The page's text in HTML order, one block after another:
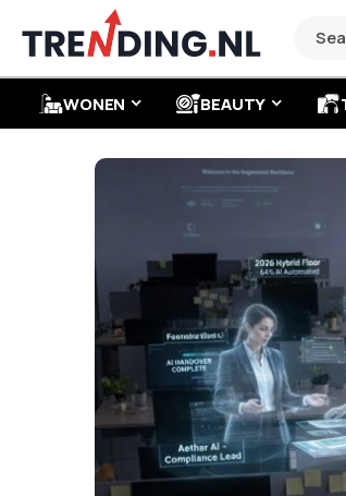
WONEN BEAUTY